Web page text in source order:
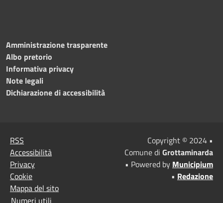
Amministrazione trasparente
Albo pretorio
Informativa privacy
Note legali
Dichiarazione di accessibilità
RSS
Accessibilità
Privacy
Cookie
Mappa del sito
Numeri utili
Copyright © 2024 •
Comune di Grottaminarda
• Powered by Municipium
• Redazione